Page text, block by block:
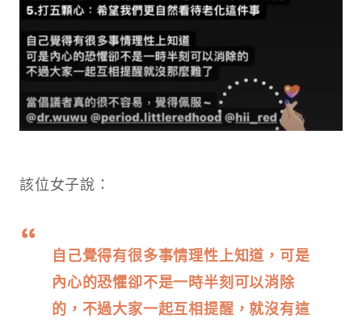
該位女子說：
自己覺得有很多事情理性上知道，可是
內心的恐懼卻不是一時半刻可以消除
的，不過大家一起互相提醒，就沒有這